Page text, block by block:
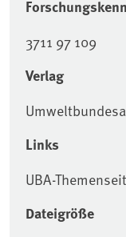
3711 97 109
Verlag
Links
UBA-
Dateigröße